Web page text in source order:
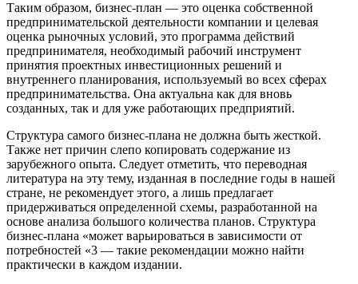
Таким образом, бизнес-план — это оценка собственной
предпринимательской деятельности компании и целевая
оценка рыночных условий, это программа действий
предпринимателя, необходимый рабочий инструмент
принятия проектных инвестиционных решений и
внутреннего планирования, используемый во всех сферах
предпринимательства. Она актуальна как для вновь
созданных, так и для уже работающих предприятий.
Структура самого бизнес-плана не должна быть жесткой.
Также нет причин слепо копировать содержание из
зарубежного опыта. Следует отметить, что переводная
литература на эту тему, изданная в последние годы в нашей
стране, не рекомендует этого, а лишь предлагает
придерживаться определенной схемы, разработанной на
основе анализа большого количества планов. Структура
бизнес-плана «может варьироваться в зависимости от
потребностей «3 — такие рекомендации можно найти
практически в каждом издании.